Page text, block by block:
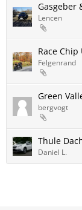
Gasgeber
Lencen
Race
Felgenrand
Green
bergvogt
Thule
Daniel L.